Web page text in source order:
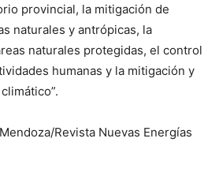
provincial, la mitigación de
naturales y antrópicas, la
naturales protegidas, el control
humanas y la mitigación y
Revista Nuevas Energías